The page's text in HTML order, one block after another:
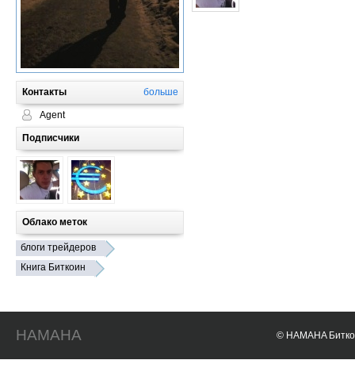
Контакты больше
Agent
Подписчики
Облако меток
блоги трейдеров
Книга Биткоин
HAMAHA © HAMAHA